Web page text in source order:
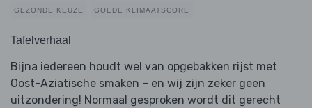
GEZONDE KEUZE GOEDE KLIMAATSCORE
Tafelverhaal
Bijna iedereen houdt wel van opgebakken rijst met
Oost-Aziatische smaken – en wij zijn zeker geen
uitzondering! Normaal gesproken wordt dit gerecht